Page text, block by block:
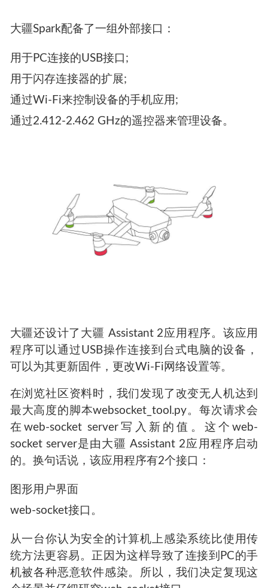
大疆Spark配备了一组外部接口：
用于PC连接的USB接口;
用于闪存连接器的扩展;
通过Wi-Fi来控制设备的手机应用;
通过2.412-2.462 GHz的遥控器来管理设备。
大疆还设计了大疆 Assistant 2应用程序。该应用
程序可以通过USB操作连接到台式电脑的设备，
可以为其更新固件，更改Wi-Fi网络设置等。
在浏览社区资料时，我们发现了改变无人机达到
最大高度的脚本websocket_tool.py。每次请求会
在web-socket server写入新的值。这个web-
socket server是由大疆 Assistant 2应用程序启动
的。换句话说，该应用程序有2个接口：
图形用户界面
web-socket接口。
从一台你认为安全的计算机上感染系统比使用传
统方法更容易。正因为这样导致了连接到PC的手
机被各种恶意软件感染。所以，我们决定复现这